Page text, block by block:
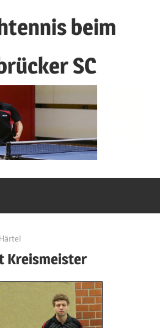
beim
SC
Kreismeister